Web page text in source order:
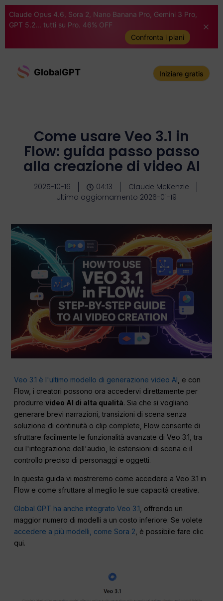
Claude Opus 4.6, Sora 2, Nano Banana Pro, Gemini 3 Pro,
GPT 5.2... tutti su Pro. 46% OFF
Confronta i piani
GlobalGPT Iniziare gratis
Come usare Veo 3.1 in
Flow: guida passo passo
alla creazione di video AI
2025-10-16 04:13
Claude McKenzie
Ultimo aggiornamento 2026-01-19
Veo 3.1 è l'ultimo modello di generazione video AI , e con
Flow, i creatori possono ora accedervi direttamente per
produrrevideo AI di alta qualità. Sia che si vogliano
generare brevi narrazioni, transizioni di scena senza
soluzione di continuità o clip complete, Flow consente di
sfruttare facilmente le funzionalità avanzate di Veo 3.1, tra
cui l'integrazione dell'audio, le estensioni di scena e il
controllo preciso di personaggi e oggetti.
In questa guida vi mostreremo come accedere a Veo 3.1 in
Flow e come sfruttare al meglio le sue capacità creative.
Global GPT ha anche integrato Veo 3.1, offrendo un
maggior numero di modelli a un costo inferiore. Se volete
accedere a più modelli, come Sora 2, è possibile fare clic
qui.